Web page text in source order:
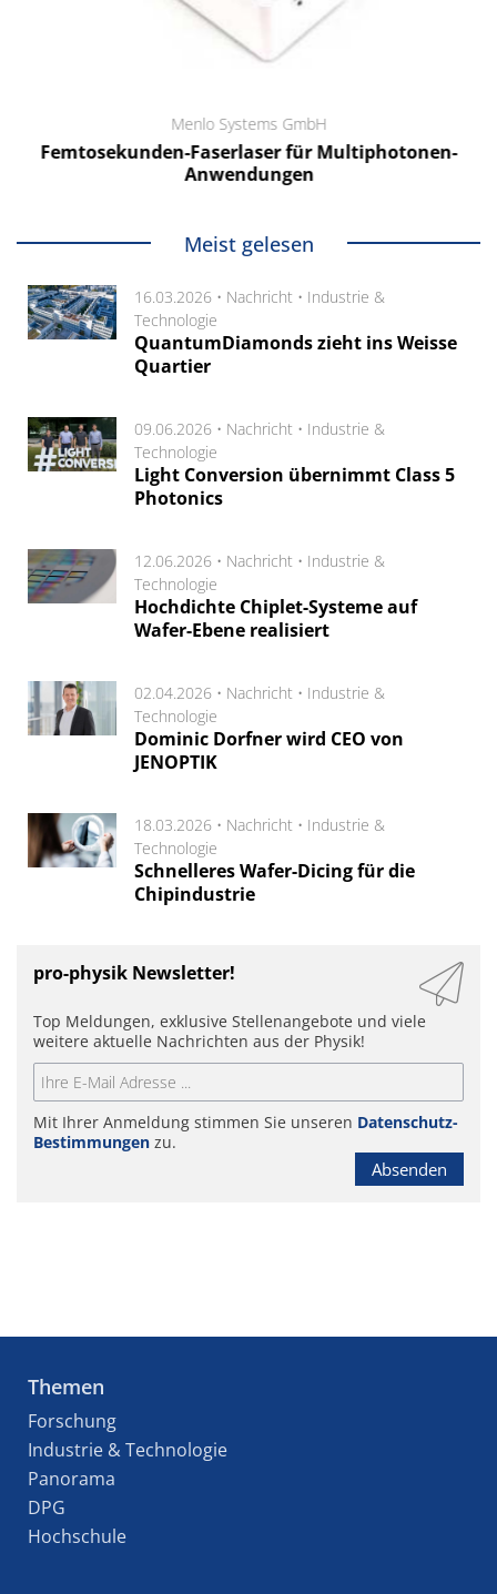
Menlo Systems GmbH
Femtosekunden-Faserlaser für Multiphotonen-
Anwendungen
Meist gelesen
16.03.2026 • Nachricht • Industrie &
Technologie
QuantumDiamonds zieht ins Weisse
Quartier
09.06.2026 • Nachricht • Industrie &
Technologie
Light Conversion übernimmt Class 5
Photonics
12.06.2026 • Nachricht • Industrie &
Technologie
Hochdichte Chiplet-Systeme auf
Wafer-Ebene realisiert
02.04.2026 • Nachricht • Industrie &
Technologie
Dominic Dorfner wird CEO von
JENOPTIK
18.03.2026 • Nachricht • Industrie &
Technologie
Schnelleres Wafer-Dicing für die
Chipindustrie
pro-physik Newsletter!
Top Meldungen, exklusive Stellenangebote und viele
weitere aktuelle Nachrichten aus der Physik!
Mit Ihrer Anmeldung stimmen Sie unseren Datenschutz-
Bestimmungen zu.
Absenden
Themen
Forschung
Industrie & Technologie
Panorama
DPG
Hochschule